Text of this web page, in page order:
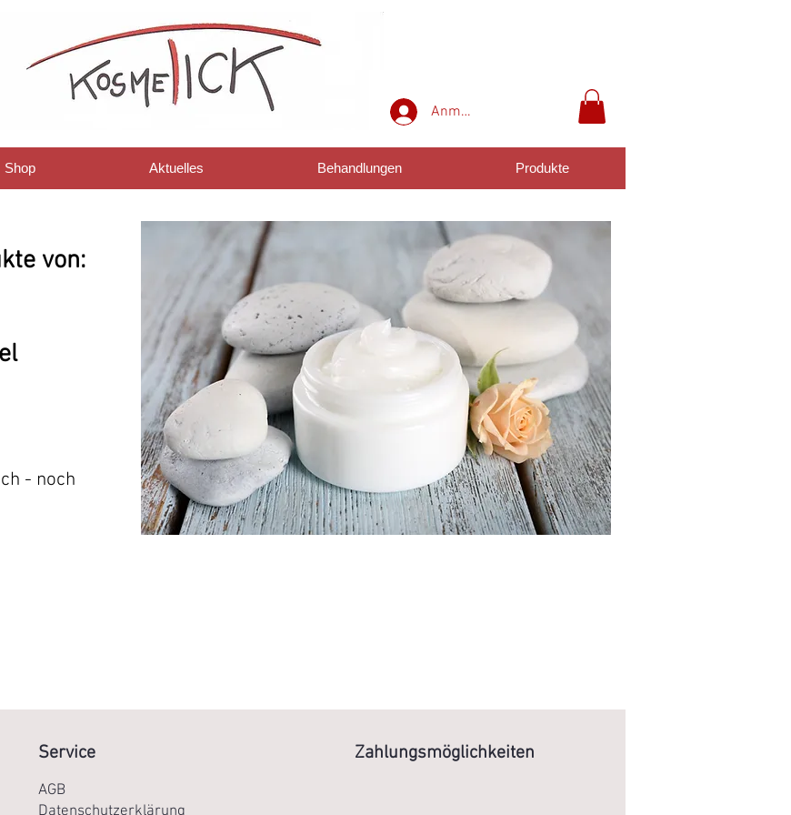
Anmelden
Shop Aktuelles Behandlungen Produkte
von:
- noch
Service
AGB
Zahlungsmöglichkeiten